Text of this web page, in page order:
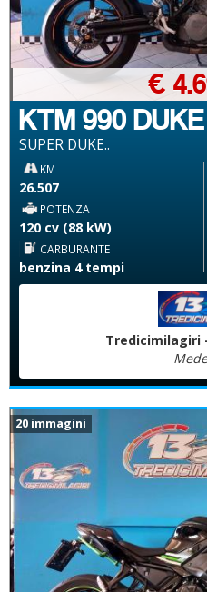
KTM 990 DUKE
SUPER DUKE..
€
KM
26.507
POTENZA
120 cv (88 kW)
CARBURANTE
benzina 4 tempi
Tredicimilagiri
20 immagini